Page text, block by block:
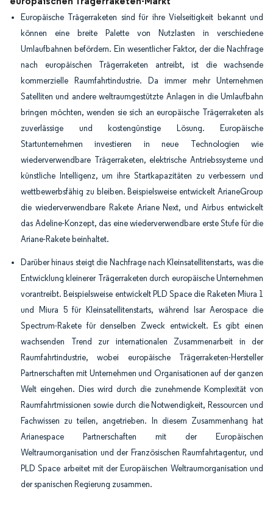
Europäische Trägerraketen sind für ihre Vielseitigkeit bekannt und
können eine breite Palette von Nutzlasten in verschiedene
Umlaufbahnen befördern. Ein wesentlicher Faktor, der die Nachfrage
nach europäischen Trägerraketen antreibt, ist die wachsende
kommerzielle Raumfahrtindustrie. Da immer mehr Unternehmen
Satelliten und andere weltraumgestützte Anlagen in die Umlaufbahn
bringen möchten, wenden sie sich an europäische Trägerraketen als
zuverlässige und kostengünstige Lösung. Europäische
Startunternehmen investieren in neue Technologien wie
wiederverwendbare Trägerraketen, elektrische Antriebssysteme und
künstliche Intelligenz, um ihre Startkapazitäten zu verbessern und
wettbewerbsfähig zu bleiben. Beispielsweise entwickelt ArianeGroup
die wiederverwendbare Rakete Ariane Next, und Airbus entwickelt
das Adeline-Konzept, das eine wiederverwendbare erste Stufe für die
Ariane-Rakete beinhaltet.
Darüber hinaus steigt die Nachfrage nach Kleinsatellitenstarts, was die
Entwicklung kleinerer Trägerraketen durch europäische Unternehmen
vorantreibt. Beispielsweise entwickelt PLD Space die Raketen Miura 1
und Miura 5 für Kleinsatellitenstarts, während Isar Aerospace die
Spectrum-Rakete für denselben Zweck entwickelt. Es gibt einen
wachsenden Trend zur internationalen Zusammenarbeit in der
Raumfahrtindustrie, wobei europäische Trägerraketen-Hersteller
Partnerschaften mit Unternehmen und Organisationen auf der ganzen
Welt eingehen. Dies wird durch die zunehmende Komplexität von
Raumfahrtmissionen sowie durch die Notwendigkeit, Ressourcen und
Fachwissen zu teilen, angetrieben. In diesem Zusammenhang hat
Arianespace Partnerschaften mit der Europäischen
Weltraumorganisation und der Französischen Raumfahrtagentur, und
PLD Space arbeitet mit der Europäischen Weltraumorganisation und
der spanischen Regierung zusammen.